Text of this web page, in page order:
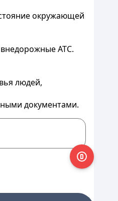
окружающей
внедорожные АТС.
людей,
документами.